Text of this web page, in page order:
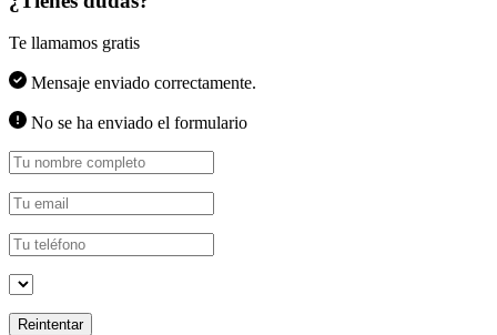
Te llamamos gratis
Mensaje enviado correctamente.
No se ha enviado el formulario
Reintentar